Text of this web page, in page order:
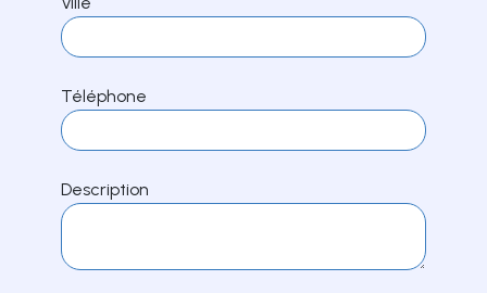
Téléphone
Description